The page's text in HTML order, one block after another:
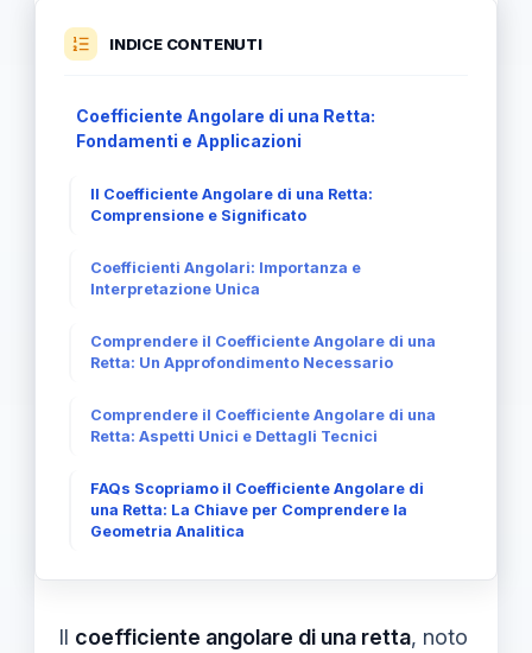
INDICE CONTENUTI
Coefficiente Angolare di una Retta:
Fondamenti e Applicazioni
Il Coefficiente Angolare di una Retta:
Comprensione e Significato
Coefficienti Angolari: Importanza e
Interpretazione Unica
Comprendere il Coefficiente Angolare di una
Retta: Un Approfondimento Necessario
Comprendere il Coefficiente Angolare di una
Retta: Aspetti Unici e Dettagli Tecnici
FAQs Scopriamo il Coefficiente Angolare di
una Retta: La Chiave per Comprendere la
Geometria Analitica
Il coefficiente angolare di una retta, noto